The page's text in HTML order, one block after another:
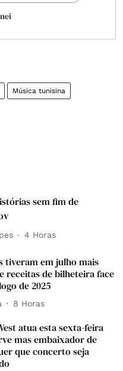
Música tunisina
sem fim de
4 Horas
tiveram em julho mais
receitas de bilheteira face
de 2025
8 Horas
atua esta sexta-feira
mas embaixador de
que concerto seja